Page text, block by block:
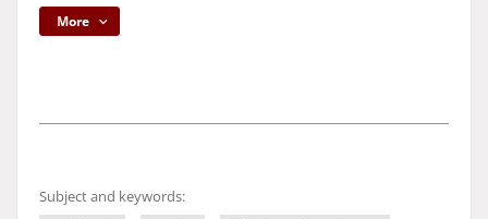
More
Subject and keywords: